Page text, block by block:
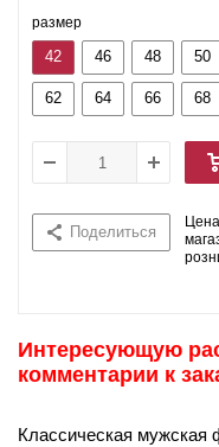
размер
42 46 48 50
62 64 66 68
Поделиться
Интересующую
комментарии к
Классическая мужская